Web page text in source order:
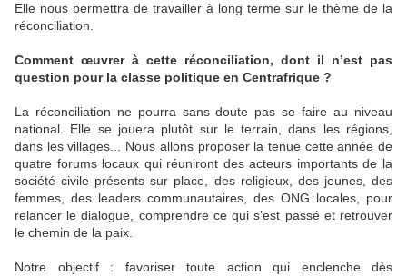
Elle nous permettra de travailler à long terme sur le thème de la
réconciliation.
Comment œuvrer à cette réconciliation, dont il n’est pas
question pour la classe politique en Centrafrique ?
La réconciliation ne pourra sans doute pas se faire au niveau
national. Elle se jouera plutôt sur le terrain, dans les régions,
dans les villages... Nous allons proposer la tenue cette année de
quatre forums locaux qui réuniront des acteurs importants de la
société civile présents sur place, des religieux, des jeunes, des
femmes, des leaders communautaires, des ONG locales, pour
relancer le dialogue, comprendre ce qui s’est passé et retrouver
le chemin de la paix.
Notre objectif : favoriser toute action qui enclenche dès